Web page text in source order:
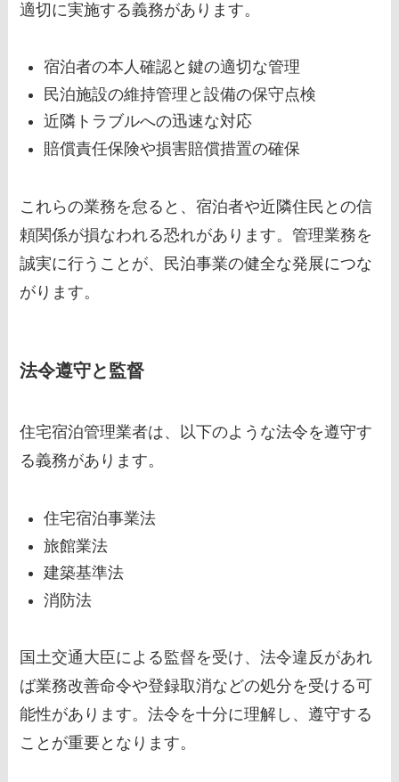
適切に実施する義務があります。
宿泊者の本人確認と鍵の適切な管理
民泊施設の維持管理と設備の保守点検
近隣トラブルへの迅速な対応
賠償責任保険や損害賠償措置の確保
これらの業務を怠ると、宿泊者や近隣住民との信
頼関係が損なわれる恐れがあります。管理業務を
誠実に行うことが、民泊事業の健全な発展につな
がります。
法令遵守と監督
住宅宿泊管理業者は、以下のような法令を遵守す
る義務があります。
住宅宿泊事業法
旅館業法
建築基準法
消防法
国土交通大臣による監督を受け、法令違反があれ
ば業務改善命令や登録取消などの処分を受ける可
能性があります。法令を十分に理解し、遵守する
ことが重要となります。